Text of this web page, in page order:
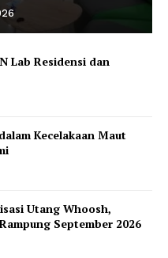
Lab Residensi dan
Kecelakaan Maut
Utang Whoosh,
September 2026